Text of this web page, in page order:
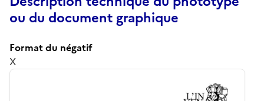
ou du document graphique
Format du négatif
X